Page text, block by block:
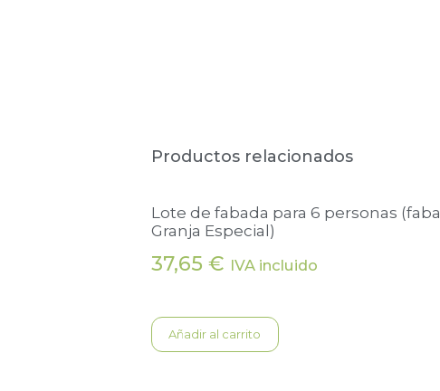
Productos relacionados
Lote de fabada para 6 personas (faba
Granja Especial)
37,65 € IVA incluido
Añadir al carrito